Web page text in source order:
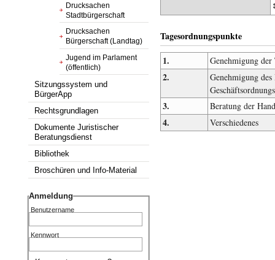
Drucksachen
Stadtbürgerschaft
Drucksachen
Bürgerschaft (Landtag)
Jugend im Parlament
(öffentlich)
Sitzungssystem und
BürgerApp
Rechtsgrundlagen
Dokumente Juristischer
Beratungsdienst
Bibliothek
Broschüren und Info-Material
Anmeldung
Benutzername
Kennwort
Tagesordnungspunkte
1.
Genehmigung der
2.
Genehmigung
3. Beratung der
4. Verschiedenes